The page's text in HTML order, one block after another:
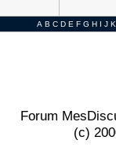
A B C D E F G H I J K
Forum
(c)